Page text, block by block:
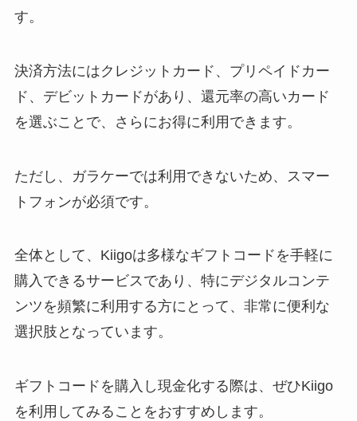
す。
決済方法にはクレジットカード、プリペイドカー
ド、デビットカードがあり、還元率の高いカード
を選ぶことで、さらにお得に利用できます。
ただし、ガラケーでは利用できないため、スマー
トフォンが必須です。
全体として、Kiigoは多様なギフトコードを手軽に
購入できるサービスであり、特にデジタルコンテ
ンツを頻繁に利用する方にとって、非常に便利な
選択肢となっています。
ギフトコードを購入し現金化する際は、ぜひKiigo
を利用してみることをおすすめします。